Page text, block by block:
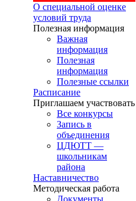
О специальной оценке
условий труда
Полезная информация
Важная
информация
Полезная
информация
Полезные ссылки
Расписание
Приглашаем участвовать
Все конкурсы
Запись в
объединения
ЦДЮТТ —
школьникам
района
Наставничество
Методическая работа
Документы